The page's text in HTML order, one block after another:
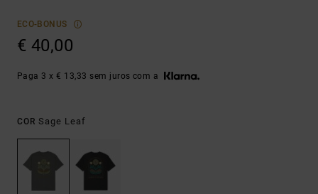
ECO-BONUS
€ 40,00
Paga 3 x € 13,33 sem juros com a
COR Sage Leaf